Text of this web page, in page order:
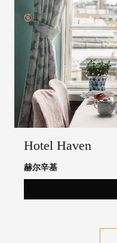
Hotel Haven
赫尔辛基